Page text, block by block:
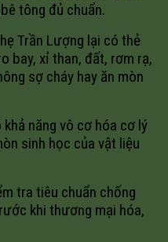
tông đủ chuẩn.
Trần Lượng lại có thẻ
bay, xỉ than, đất, rơm rạ,
sợ cháy hay ăn mòn
năng vô cơ hóa cơ lý
sinh học của vật liệu
tra tiêu chuẩn chống
khi thương mại hóa,